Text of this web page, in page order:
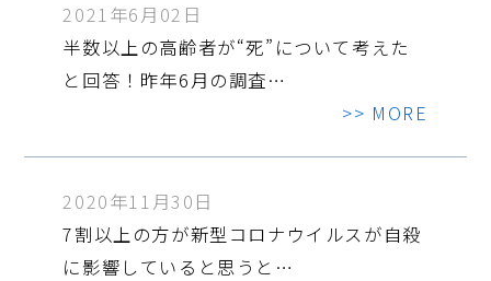
2021年6月02日
半数以上の高齢者が“死”について考えた
と回答！昨年6月の調査…
>> MORE
2020年11月30日
7割以上の方が新型コロナウイルスが自殺
に影響していると思うと…